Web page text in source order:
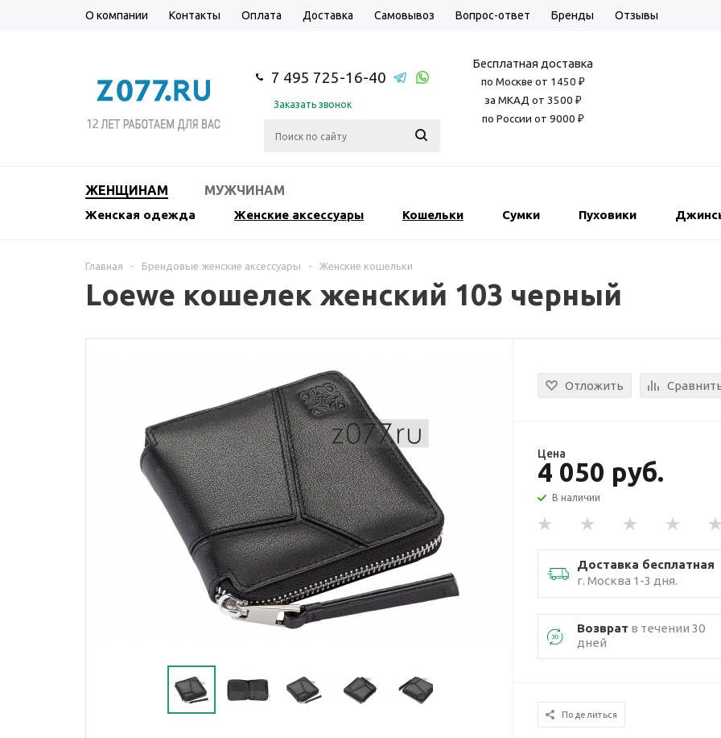
О компании Контакты Оплата Доставка Самовывоз Вопрос-ответ Бренды Отзывы
7 495 725-16-40
Заказать звонок
Бесплатная доставка
по Москве от 1450 ₽
за МКАД от 3500 ₽
по России от 9000 ₽
ЖЕНЩИНАМ МУЖЧИНАМ
Женская одежда Женские аксессуары Кошельки Сумки Пуховики
Главная - Брендовые женские аксессуары - Женские кошельки
Loewe кошелек женский 103 черный
Отложить
Цена
4 050 руб.
В наличии
Доставка бесплатная
г. Москва 1-3 дня.
Возврат в течении 30
дней
Поделиться